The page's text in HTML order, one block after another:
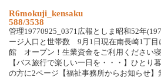
R6mokuji_kensaku
588/3538
管理19770925_0371広報としま昭和52年
ージ人口と世帯数 9月1日現在南長崎1丁
館 オープン！生業資金をご利用ください
【バス旅行で楽しい一日を・・・】ひとり
の方に2ページ【福祉事務所からお知らせ】